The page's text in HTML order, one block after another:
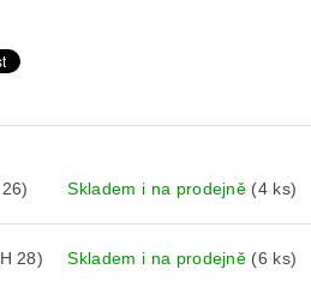
Skladem i na prodejně (4 ks)
28) Skladem i na prodejně (6 ks)